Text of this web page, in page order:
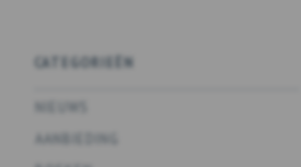
CATEGORIEËN
NIEUWS
AANBIEDING